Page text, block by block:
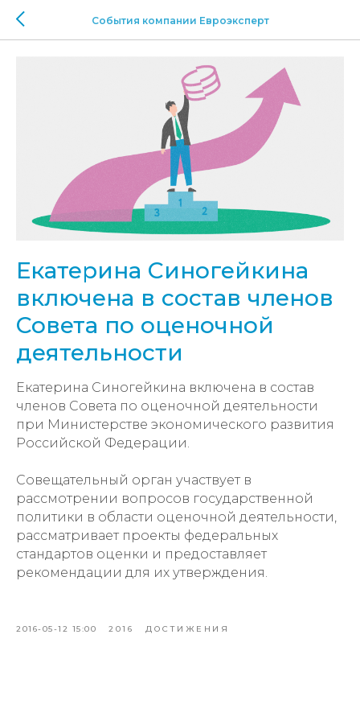
События компании Евроэксперт
Екатерина Синогейкина
включена в состав членов
Совета по оценочной
деятельности
Екатерина Синогейкина включена в состав
членов Совета по оценочной деятельности
при Министерстве экономического развития
Российской Федерации.
Совещательный орган участвует в
рассмотрении вопросов государственной
политики в области оценочной деятельности,
рассматривает проекты федеральных
стандартов оценки и предоставляет
рекомендации для их утверждения.
2016-05-12 15:00 2016 ДОСТИЖЕНИЯ